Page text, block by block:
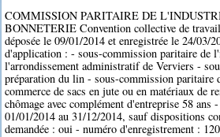
COMMISSION PARITAIRE DE
BONNETERIE Convention collective de
déposée le 09/01/2014 et enregistrée le 24/03/
d'application : - sous-commission paritaire de
l'arrondissement administratif de Verviers -
préparation du lin - sous-commission paritaire
commerce de sacs en jute ou en matériaux de
chômage avec complément d'entreprise 58 ans
01/01/2014 au 31/12/2014, sauf dispositions
demandée : oui - numéro d'enregistrement :